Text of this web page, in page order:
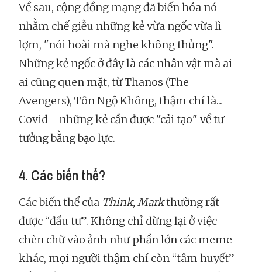
Về sau, cộng đồng mạng đã biến hóa nó
nhằm chế giễu những kẻ vừa ngốc vừa lì
lợm, "nói hoài mà nghe không thủng".
Những kẻ ngốc ở đây là các nhân vật mà ai
ai cũng quen mặt, từ Thanos (The
Avengers), Tôn Ngộ Không, thậm chí là...
Covid - những kẻ cần được "cải tạo" về tư
tưởng bằng bạo lực.
4. Các biến thể?
Các biến thể của Think, Markthường rất
được “đầu tư”. Không chỉ dừng lại ở việc
chèn chữ vào ảnh như phần lớn các meme
khác, mọi người thậm chí còn “tâm huyết”